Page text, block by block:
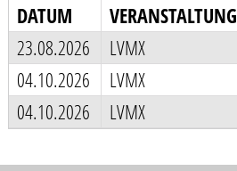
DATUM VERANSTALTUNG
23.08.2026
LVMX
04.10.2026
LVMX
04.10.2026
LVMX